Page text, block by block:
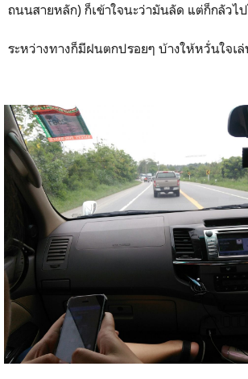
ถนนสายหลัก) ก็เข้าใจนะว่ามันลัด แต่ก็กลัวไ
ระหว่างทางก็มีฝนตกปรอยๆ บ้างให้หวั่นใจเล่